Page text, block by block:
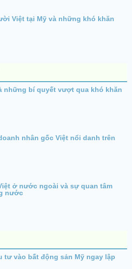
Việt tại Mỹ và những khó khăn
những bí quyết vượt qua khó khăn
nhân gốc Việt nổi danh trên
ở nước ngoài và sự quan tâm
nước
tư vào bất động sản Mỹ ngay lập